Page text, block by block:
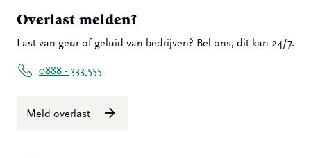
Overlast melden?
Last van geur of geluid van bedrijven? Bel ons, dit kan 24/7.
0888 - 333 555
Meld overlast